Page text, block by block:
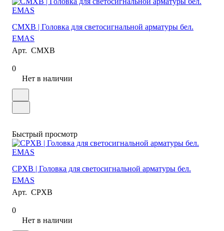
CMXB | Головка для светосигнальной арматуры бел.
EMAS
Арт. CMXB
0
Нет в наличии
Быстрый просмотр
CPXB | Головка для светосигнальной арматуры бел.
EMAS
Арт. CPXB
0
Нет в наличии